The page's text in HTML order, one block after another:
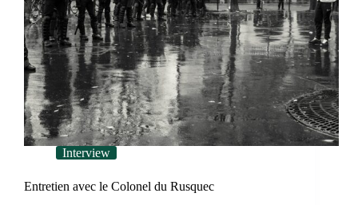
Interview
Entretien avec le Colonel du Rusquec